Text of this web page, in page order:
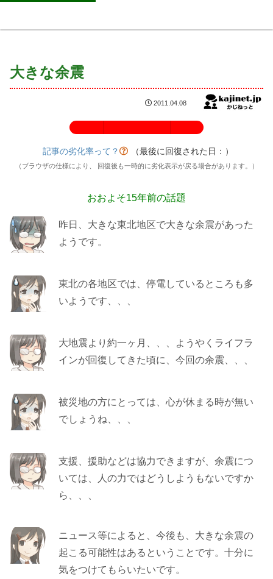
大きな余震
2011.04.08
記事の劣化率って？ （最後に回復された日： ）
（ブラウザの仕様により、 回復後も一時的に劣化表示が戻る場合があります。）
おおよそ15年前の話題
昨日、大きな東北地区で大きな余震があった
ようです。
東北の各地区では、停電しているところも多
いようです、、、
大地震より約一ヶ月、、、ようやくライフラ
インが回復してきた頃に、今回の余震、、、
被災地の方にとっては、心が休まる時が無い
でしょうね、、、
支援、援助などは協力できますが、余震につ
いては、人の力ではどうしようもないですか
ら、、、
ニュース等によると、今後も、大きな余震の
起こる可能性はあるということです。十分に
気をつけてもらいたいです。